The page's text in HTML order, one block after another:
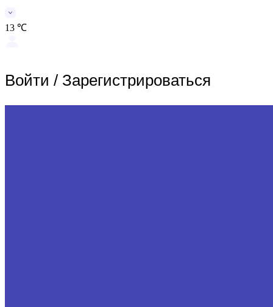
13 ℃
Войти / Зарегистрироваться